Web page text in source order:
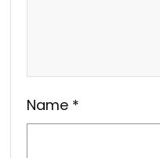
Name *